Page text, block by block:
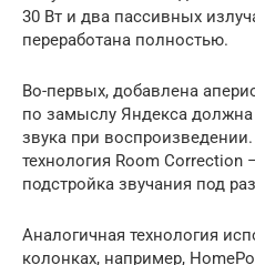
30 Вт и два пассивных
переработана полностью.
Во-первых, добавлена
по замыслу Яндекса
звука при
технология Room Correction
подстройка звучания под
Аналогичная технология
колонках, например,